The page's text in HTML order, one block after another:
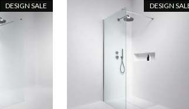
DESIGN SALE DESIGN